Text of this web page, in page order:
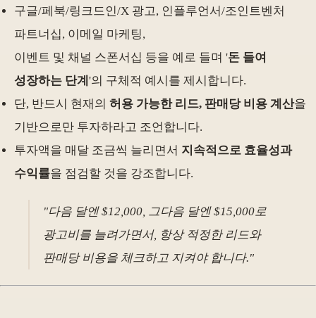
구글/페북/링크드인/X 광고, 인플루언서/조인트벤처
파트너십, 이메일 마케팅,
이벤트 및 채널 스폰서십 등을 예로 들며 '돈 들여
성장하는 단계 '의 구체적 예시를 제시합니다.
단, 반드시 현재의 허용 가능한 리드, 판매당 비용 계산을
기반으로만 투자하라고 조언합니다.
투자액을 매달 조금씩 늘리면서 지속적으로 효율성과
수익률을 점검할 것을 강조합니다.
"다음 달엔 $12,000, 그다음 달엔 $15,000로
광고비를 늘려가면서, 항상 적정한 리드와
판매당 비용을 체크하고 지켜야 합니다."